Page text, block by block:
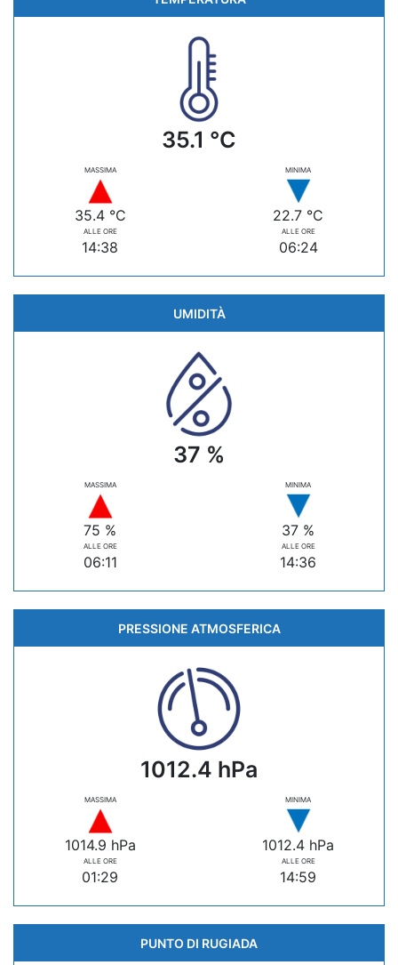
35.1 °C
MASSIMA
35.4 °C
ALLE ORE
14:38
MINIMA
22.7 °C
ALLE ORE
06:24
UMIDITÀ
37 %
MASSIMA
75 %
ALLE ORE
06:11
MINIMA
37 %
ALLE ORE
14:36
PRESSIONE ATMOSFERICA
1012.4 hPa
MASSIMA
1014.9 hPa
ALLE ORE
01:29
MINIMA
1012.4 hPa
ALLE ORE
14:59
PUNTO DI RUGIADA